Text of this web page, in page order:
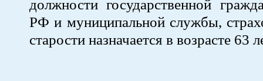
должности государственной
РФ и муниципальной службы,
старости назначается в возрасте 63